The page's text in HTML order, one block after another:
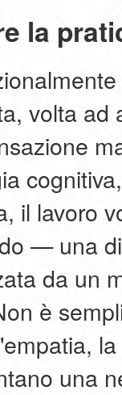
la
volta ad
il lavoro
— una
da un
è
una